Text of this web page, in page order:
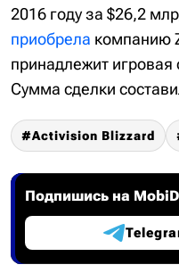
2016 году за $26,2
приобрела компанию
принадлежит игровая
Сумма сделки
Activision Blizzard
Подпишись на